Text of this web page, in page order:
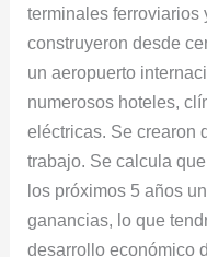
terminales ferroviarios
construyeron desde
un aeropuerto
numerosos hoteles,
eléctricas. Se crearon
trabajo. Se calcula
los próximos 5 años
ganancias, lo que
desarrollo económico